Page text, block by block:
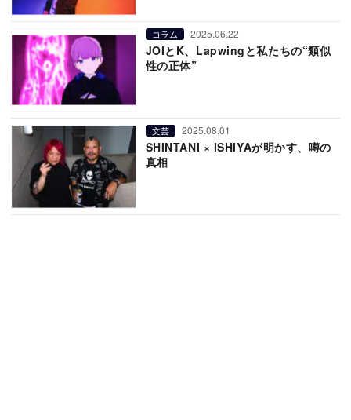
コラム 2025.06.22
JOIとK、Lapwingと私たちの“類似
性の正体”
文芸 2025.08.01
SHINTANI × ISHIYAが明かす、噂の
真相